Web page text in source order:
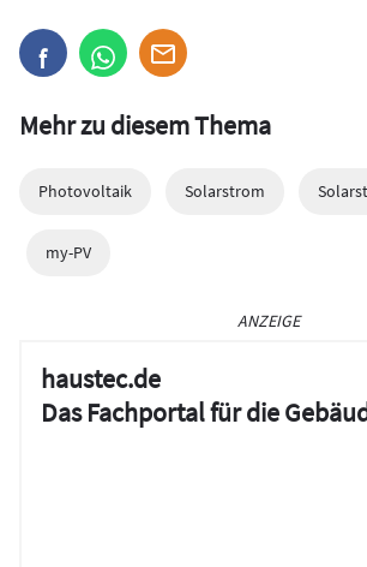
Mehr zu diesem Thema
Photovoltaik Solarstrom
my-PV
ANZEIGE
haustec.de
Das Fachportal für die